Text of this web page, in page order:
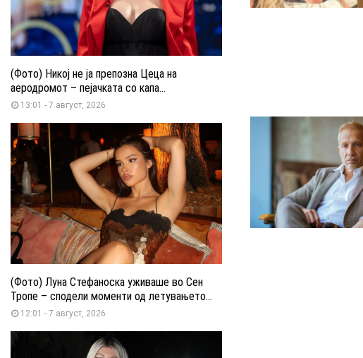
(Фото) Никој не ја препозна Цеца на
аеродромот – пејачката со капа...
13:01 - 7 август, 2026
(Фото) Луна Стефаноска уживаше во Сен
Тропе – сподели моменти од летувањето...
12:01 - 7 август, 2026